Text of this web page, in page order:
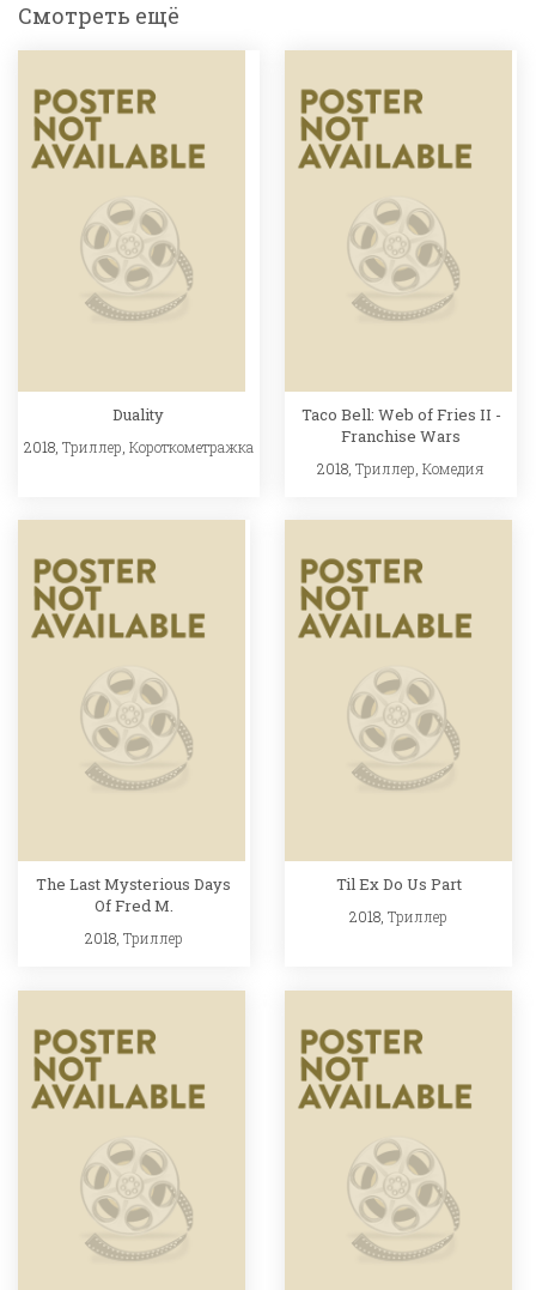
Смотреть ещё
Duality
2018, Триллер Короткометражка
Taco Bell: Web of Fries II -
Franchise Wars
2018,Триллер ,Комедия
The Last Mysterious Days
Of Fred M.
2018, Триллер
Til Ex Do Us Part
2018,Триллер